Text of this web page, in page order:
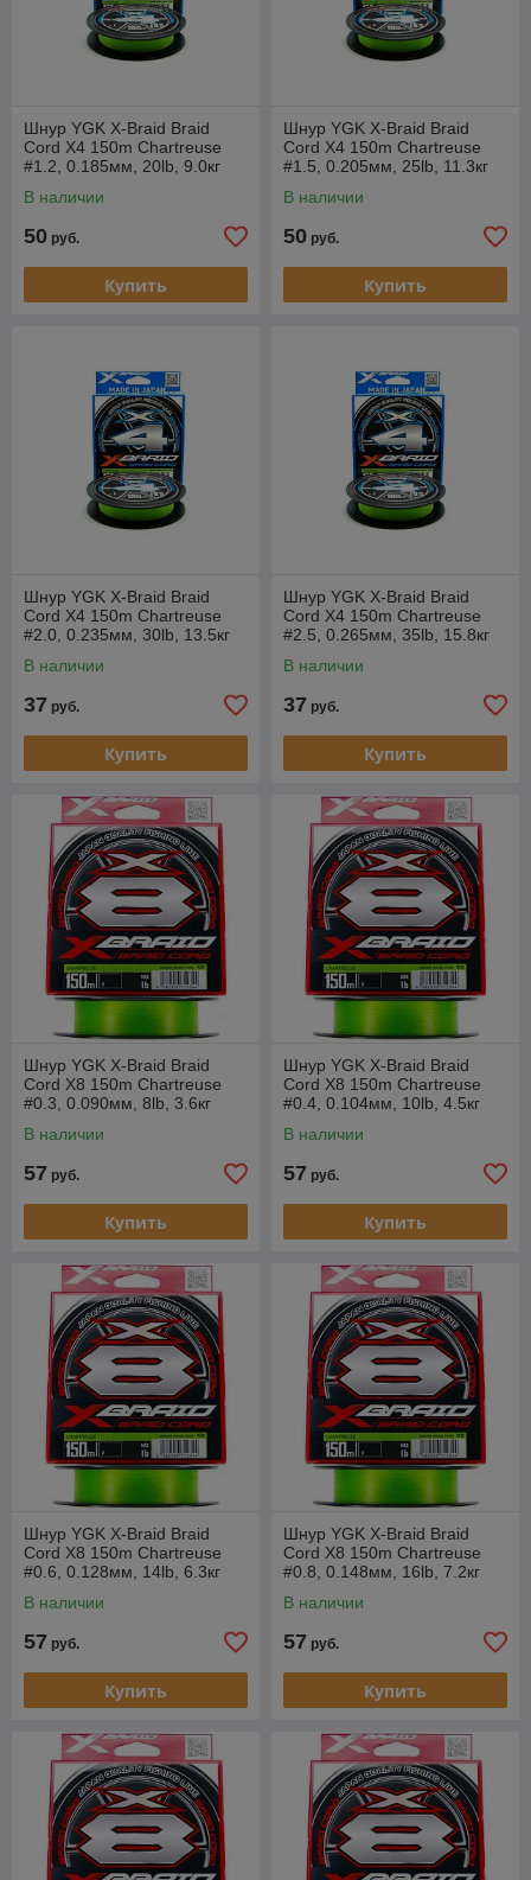
Шнур YGK X-Braid Braid
Cord X4 150m Chartreuse
#1.2, 0.185мм, 20lb, 9.0кг
В наличии
50 руб.
Купить
Шнур YGK X-Braid Braid
Cord X4 150m Chartreuse
#1.5, 0.205мм, 25lb, 11.3кг
В наличии
50 руб.
Купить
Шнур YGK X-Braid Braid
Cord X4 150m Chartreuse
#2.0, 0.235мм, 30lb, 13.5кг
В наличии
37 руб.
Купить
Шнур YGK X-Braid Braid
Cord X4 150m Chartreuse
#2.5, 0.265мм, 35lb, 15.8кг
В наличии
37 руб.
Купить
Шнур YGK X-Braid Braid
Cord X8 150m Chartreuse
#0.3, 0.090мм, 8lb, 3.6кг
В наличии
57 руб.
Купить
Шнур YGK X-Braid Braid
Cord X8 150m Chartreuse
#0.4, 0.104мм, 10lb, 4.5кг
В наличии
57 руб.
Купить
Шнур YGK X-Braid Braid
Cord X8 150m Chartreuse
#0.6, 0.128мм, 14lb, 6.3кг
В наличии
57 руб.
Купить
Шнур YGK X-Braid Braid
Cord X8 150m Chartreuse
#0.8, 0.148мм, 16lb, 7.2кг
В наличии
57 руб.
Купить